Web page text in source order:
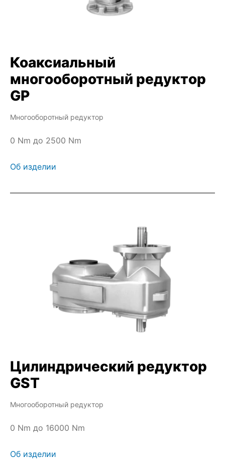
Коаксиальный
многооборотный редуктор
GP
Многооборотный редуктор
0 Nm до 2500 Nm
Об изделии
Цилиндрический редуктор
GST
Многооборотный редуктор
0 Nm до 16000 Nm
Об изделии